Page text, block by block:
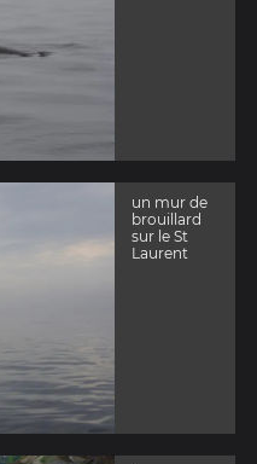
un mur de
brouillard
sur le St
Laurent